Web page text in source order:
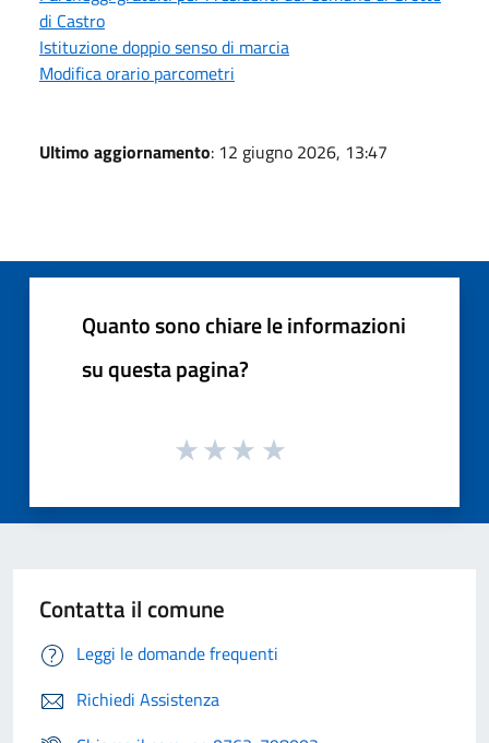
di Castro
Istituzione doppio senso di marcia
Modifica orario parcometri
Ultimo aggiornamento: 12 giugno 2026, 13:47
Quanto sono chiare le informazioni
su questa pagina?
Contatta il comune
Leggi le domande frequenti
Richiedi Assistenza